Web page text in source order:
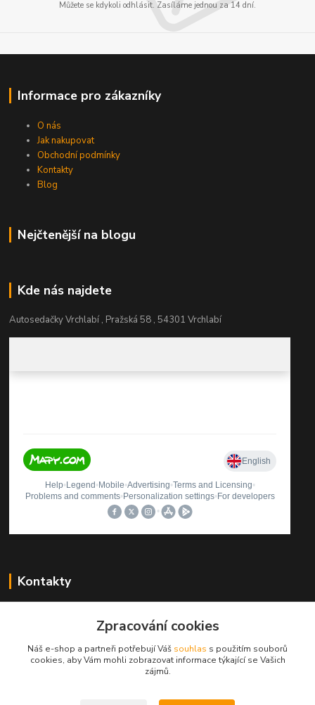
Můžete se kdykoli odhlásit. Zasíláme jednou za 14 dní.
Informace pro zákazníky
O nás
Jak nakupovat
Obchodní podmínky
Kontakty
Blog
Nejčtenější na blogu
Kde nás najdete
Autosedačky Vrchlabí , Pražská 58 , 54301 Vrchlabí
Kontakty
+420 499423560
autosedacky@seznam.cz
Zpracování cookies
Náš e-shop a partneři potřebují Váš souhlas s použitím souborů
cookies, aby Vám mohli zobrazovat informace týkající se Vašich
zájmů.